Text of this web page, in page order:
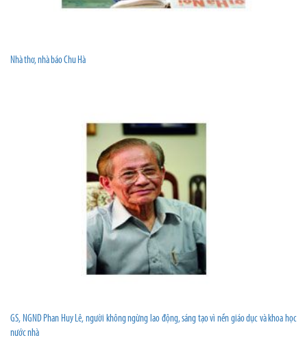
Nhà thơ, nhà báo Chu Hà
GS, NGND Phan Huy Lê, người không ngừng lao động, sáng tạo vì nền giáo dục và khoa học
nước nhà